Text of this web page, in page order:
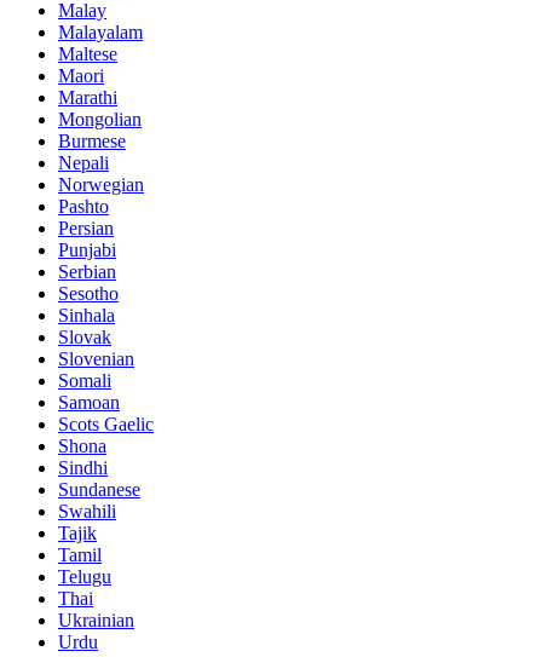
Malay
Malayalam
Maltese
Maori
Marathi
Mongolian
Burmese
Nepali
Norwegian
Pashto
Persian
Punjabi
Serbian
Sesotho
Sinhala
Slovak
Slovenian
Somali
Samoan
Scots Gaelic
Shona
Sindhi
Sundanese
Swahili
Tajik
Tamil
Telugu
Thai
Ukrainian
Urdu